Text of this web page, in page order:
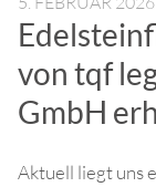
gewerbl.
von tqf
GmbH
Aktuell liegt uns